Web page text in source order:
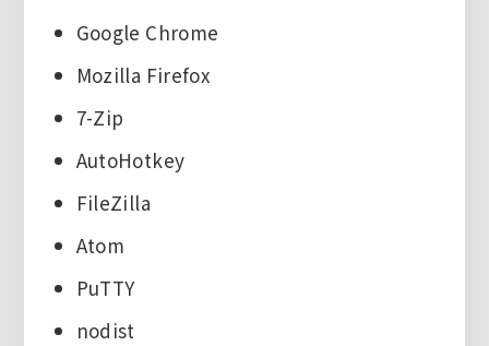
Google Chrome
Mozilla Firefox
7-Zip
AutoHotkey
FileZilla
Atom
PuTTY
nodist